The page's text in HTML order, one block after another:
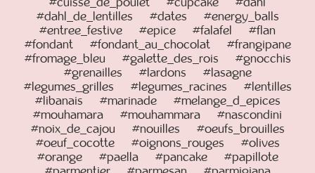
#dahl_de_lentilles
#dates
#energy_balls
#entree_festive
#epice #falafel
#flan
#fondant
#fondant_au_chocolat
#frangipane
#fromage_bleu
#galette_des_rois
#gnocchis
#grenailles
#lardons
#lasagne
#legumes_grilles
#legumes_racines
#lentilles
#libanais
#marinade
#melange_d_epices
#mouhamara
#mouhammara
#nascondini
#noix_de_cajou
#nouilles
#oeufs_brouilles
#oeuf_cocotte
#oignons_rouges
#olives
#orange
#paella #pancake
#papillote